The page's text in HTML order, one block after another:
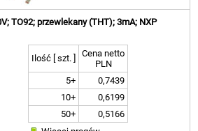
TO92; przewlekany (THT); 3mA; NXP
Ilość [ szt. ]
Cena netto
PLN
5+
0,7439
10+
0,6199
50+
0,5166